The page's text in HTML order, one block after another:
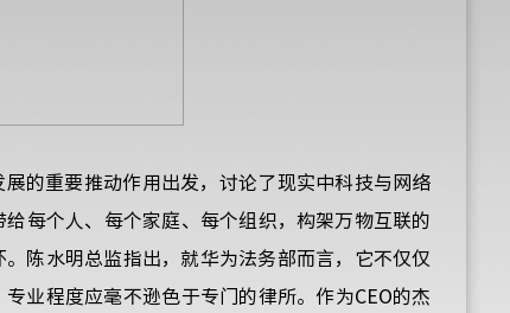
的重要推动作用出发，讨论了现实中科技与网络
每个人、每个家庭、每个组织，构架万物互联的
陈水明总监指出，就华为法务部而言，它不仅仅
业程度应毫不逊色于专门的律所。作为CEO的杰